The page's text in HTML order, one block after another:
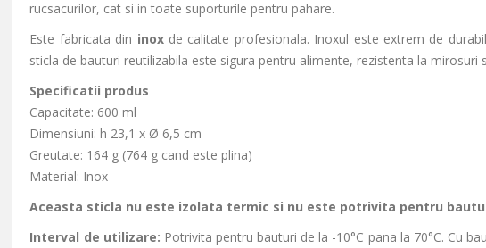
rucsacurilor, cat si in toate suporturile pentru pahare.
Este fabricata din inoxde calitate profesionala. Inoxul este extrem de
sticla de bauturi reutilizabila este sigura pentru alimente, rezistenta la mirosuri
Specificatii produs
Capacitate: 600 ml
Dimensiuni: h 23,1 x Ø 6,5 cm
Greutate: 164 g (764 g cand este plina)
Material: Inox
Aceasta sticla nu este izolata termic si nu este potrivita pentru
Interval de utilizare: Potrivita pentru bauturi de la -10°C pana la 70°C. Cu